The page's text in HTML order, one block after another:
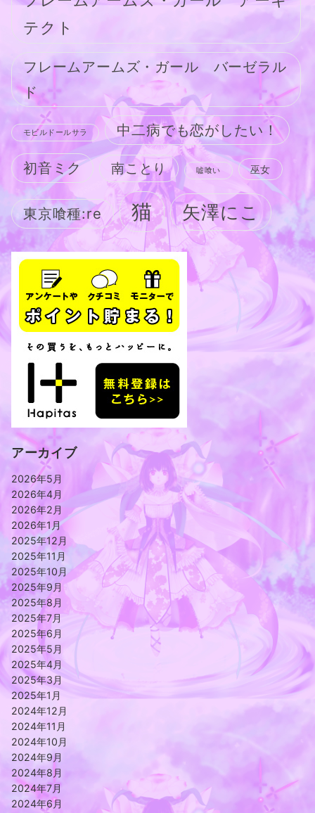
テクト
フレームアームズ・ガール バーゼラル
ド
モビルドールサラ 中二病でも恋がしたい！
初音ミク 南ことり 嘘喰い 巫女
東京喰種:re 猫 矢澤にこ
アーカイブ
2026年5月
2026年4月
2026年2月
2026年1月
2025年12月
2025年11月
2025年10月
2025年9月
2025年8月
2025年7月
2025年6月
2025年5月
2025年4月
2025年3月
2025年1月
2024年12月
2024年11月
2024年10月
2024年9月
2024年8月
2024年7月
2024年6月